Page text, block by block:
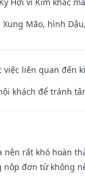
Mão, hình
liên quan đến
khách để tránh
rất khó hoàn
đơn từ không